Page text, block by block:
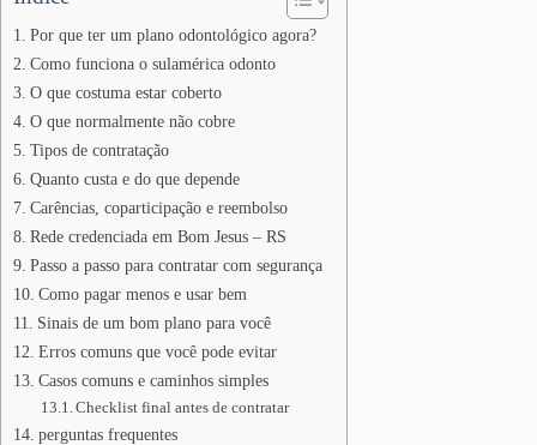
Por que ter um plano odontológico agora?
Como funciona o sulamérica odonto
O que costuma estar coberto
O que normalmente não cobre
Tipos de contratação
Quanto custa e do que depende
Carências, coparticipação e reembolso
Rede credenciada em Bom Jesus – RS
Passo a passo para contratar com segurança
Como pagar menos e usar bem
Sinais de um bom plano para você
Erros comuns que você pode evitar
Casos comuns e caminhos simples
Checklist final antes de contratar
perguntas frequentes